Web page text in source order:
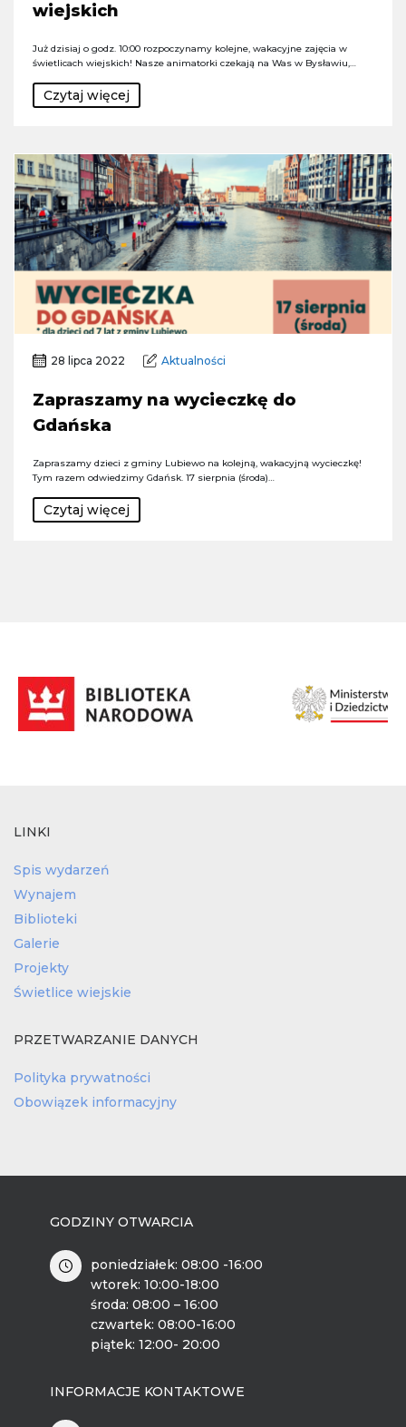
wiejskich
Już dzisiaj o godz. 10:00 rozpoczynamy kolejne, wakacyjne zajęcia w
świetlicach wiejskich! Nasze animatorki czekają na Was w Bysławiu,…
Czytaj więcej
28 lipca 2022 Aktualności
Zapraszamy na wycieczkę do
Gdańska
Zapraszamy dzieci z gminy Lubiewo na kolejną, wakacyjną wycieczkę!
Tym razem odwiedzimy Gdańsk. 17 sierpnia (środa)…
Czytaj więcej
LINKI
Spis wydarzeń
Wynajem
Biblioteki
Galerie
Projekty
Świetlice wiejskie
PRZETWARZANIE DANYCH
Polityka prywatności
Obowiązek informacyjny
GODZINY OTWARCIA
poniedziałek: 08:00 -16:00
wtorek: 10:00-18:00
środa: 08:00 – 16:00
czwartek: 08:00-16:00
piątek: 12:00- 20:00
INFORMACJE KONTAKTOWE